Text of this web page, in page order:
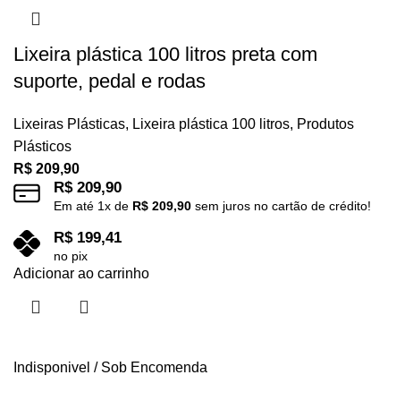
Lixeira plástica 100 litros preta com
suporte, pedal e rodas
Lixeiras Plásticas, Lixeira plástica 100 litros, Produtos
Plásticos
R$ 209,90
R$209,90
Em até 1x de R$ 209,90 sem juros no cartão de crédito!
R$199,41
no pix
Adicionar ao carrinho
Indisponivel / Sob Encomenda